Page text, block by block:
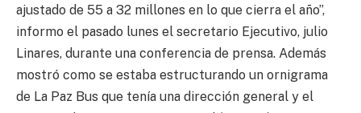
ajustado de 55 a 32 millones en lo que cierra el año”,
informo el pasado lunes el secretario Ejecutivo, julio
Linares, durante una conferencia de prensa. Además
mostró como se estaba estructurando un ornigrama
de La Paz Bus que tenía una dirección general y el